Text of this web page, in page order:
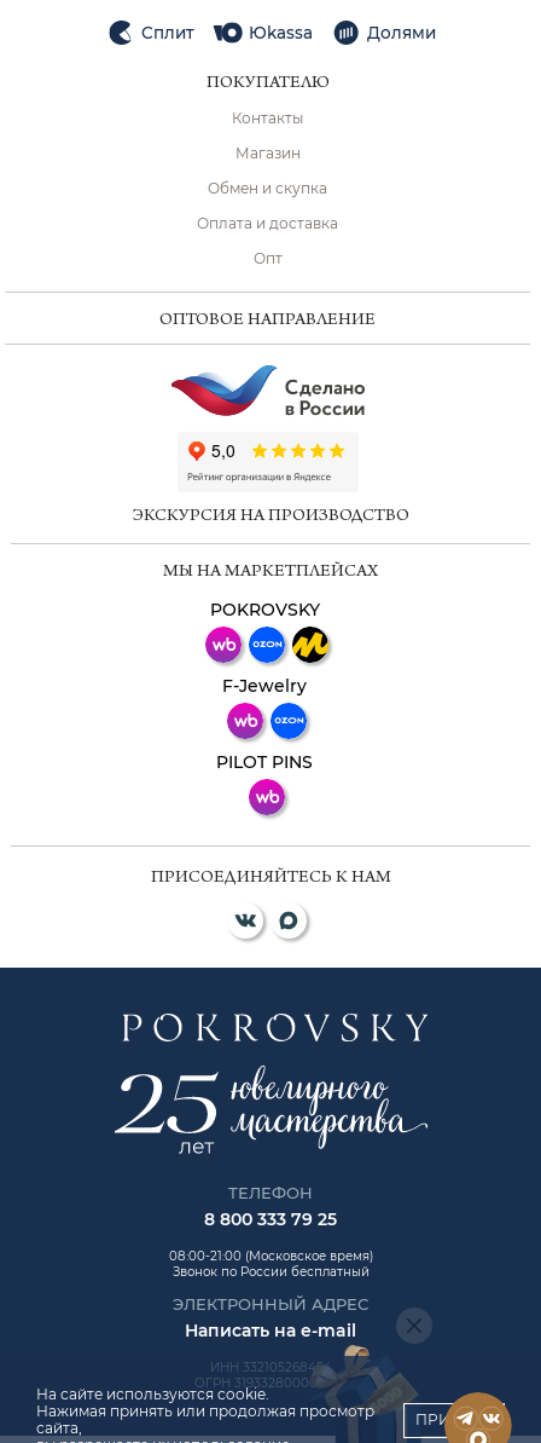
Сплит Юkassa Долями
ПОКУПАТЕЛЮ
Контакты
Магазин
Обмен и скупка
Оплата и доставка
Опт
ОПТОВОЕ НАПРАВЛЕНИЕ
ЭКСКУРСИЯ НА ПРОИЗВОДСТВО
МЫ НА МАРКЕТПЛЕЙСАХ
POKROVSKY
F-Jewelry
PILOT PINS
ПРИСОЕДИНЯЙТЕСЬ К НАМ
ТЕЛЕФОН
8 800 333 79 25
08:00-21:00 (Московское время)
Звонок по России бесплатный
ЭЛЕКТРОННЫЙ АДРЕС
Написать на e-mail
ИНН 332105268454
ОГРН 319332800006992
На сайте используются cookie.
Нажимая принять или продолжая просмотр
сайта,
ПРИНЯТЬ